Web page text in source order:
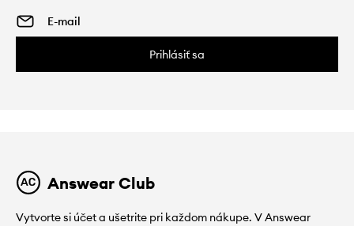
Prihlásiť sa
Answear Club
Vytvorte si účet a ušetrite pri každom nákupe. V Answear